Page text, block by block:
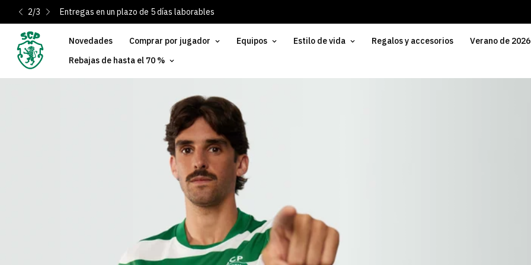
¿Eres socio? Regístrate y activa tu descuento del 10 %
3/3
Novedades Comprar por jugador Equipos Estilo de vida Regalos y accesorios
Verano de 2026
Rebajas de hasta el 70 %